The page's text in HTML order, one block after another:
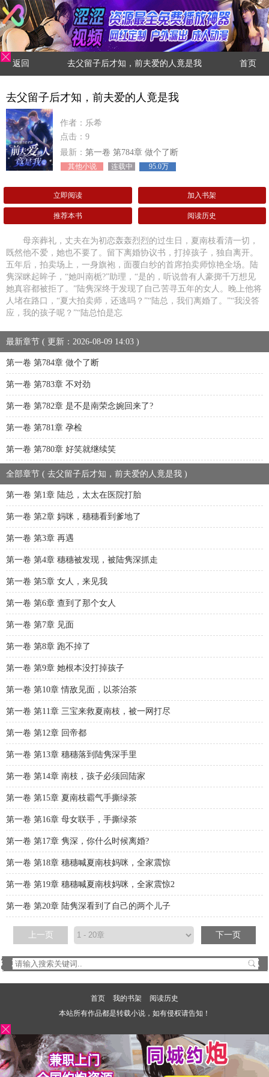
返回 去父留子后才知，前夫爱的人竟是我 首页
去父留子后才知，前夫爱的人竟是我
作者：乐希
点击：9
最新： 第一卷 第784章 做个了断
其他小说 连载中 95.0万
立即阅读 加入书架
推荐本书 阅读历史
母亲葬礼，丈夫在为初恋轰轰烈烈的过生日，夏南枝看清一切，
既然他不爱，她也不要了。留下离婚协议书，打掉孩子，独自离开。
五年后，拍卖场上，一身旗袍，面覆白纱的首席拍卖师惊艳全场。陆
隽深眯起眸子，“她叫南栀?”助理，“是的，听说曾有人豪掷千万想见
她真容都被拒了。”陆隽深终于发现了自己苦寻五年的女人。晚上他将
人堵在路口，“夏大拍卖师，还逃吗？”“陆总，我们离婚了。”“我没答
应，我的孩子呢？”“陆总怕是忘
最新章节 ( 更新：2026-08-09 14:03 )
第一卷 第784章 做个了断
第一卷 第783章 不对劲
第一卷 第782章 是不是南荣念婉回来了?
第一卷 第781章 孕检
第一卷 第780章 好笑就继续笑
全部章节 ( 去父留子后才知，前夫爱的人竟是我 )
第一卷 第1章 陆总，太太在医院打胎
第一卷 第2章 妈咪，穗穗看到爹地了
第一卷 第3章 再遇
第一卷 第4章 穗穗被发现，被陆隽深抓走
第一卷 第5章 女人，来见我
第一卷 第6章 查到了那个女人
第一卷 第7章 见面
第一卷 第8章 跑不掉了
第一卷 第9章 她根本没打掉孩子
第一卷 第10章 情敌见面，以茶治茶
第一卷 第11章 三宝来救夏南枝，被一网打尽
第一卷 第12章 回帝都
第一卷 第13章 穗穗落到陆隽深手里
第一卷 第14章 南枝，孩子必须回陆家
第一卷 第15章 夏南枝霸气手撕绿茶
第一卷 第16章 母女联手，手撕绿茶
第一卷 第17章 隽深，你什么时候离婚?
第一卷 第18章 穗穗喊夏南枝妈咪，全家震惊
第一卷 第19章 穗穗喊夏南枝妈咪，全家震惊2
第一卷 第20章 陆隽深看到了自己的两个儿子
上一页 下一页
首页 我的书架
阅读历史
本站所有作品都是转载小说，如有侵权请告知！